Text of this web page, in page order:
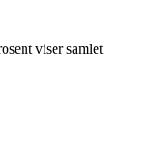
viser samlet